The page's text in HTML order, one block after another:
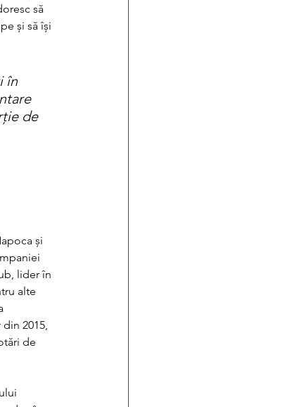
să
și să își
în
de
și
lider în
alte
2015,
de